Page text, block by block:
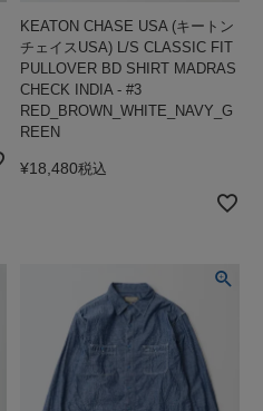
KEATON CHASE USA (キートン
チェイスUSA) L/S CLASSIC FIT
PULLOVER BD SHIRT MADRAS
CHECK INDIA - #3
RED_BROWN_WHITE_NAVY_G
REEN
¥18,480税込